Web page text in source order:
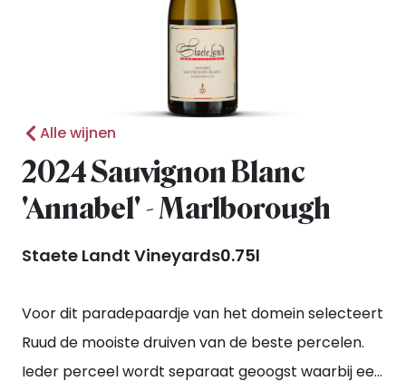
Alle wijnen
2024 Sauvignon Blanc
'Annabel' - Marlborough
Staete Landt Vineyards0.75l
Voor dit paradepaardje van het domein selecteert
Ruud de mooiste druiven van de beste percelen.
Ieder perceel wordt separaat geoogst waarbij een